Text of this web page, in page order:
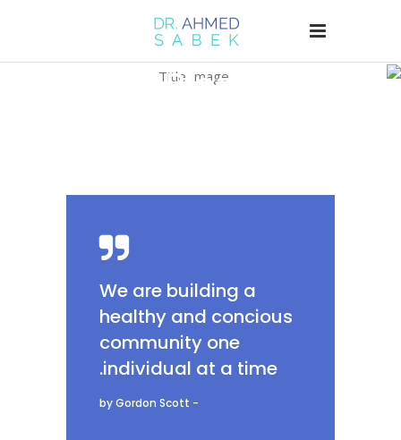
Blog
We are building a
healthy and concious
community one
individual at a time.